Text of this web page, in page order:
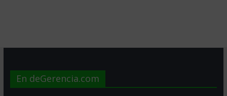
En deGerencia.com